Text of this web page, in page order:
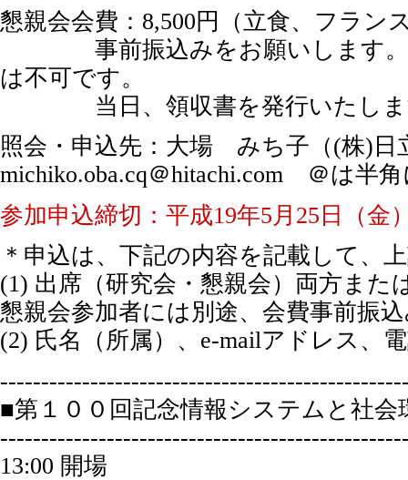
懇親会会費：8,500円（立食、フラン
事前振込みをお願いします。参
は不可です。
当日、領収書を発行いたしま
照会・申込先：大場 みち子（(株)
michiko.oba.cq＠hitachi.com ＠は半
参加申込締切：平成19年5月25日（金
＊申込は、下記の内容を記載して、
(1) 出席（研究会・懇親会）両方また
懇親会参加者には別途、会費事前振
(2) 氏名（所属）、e-mailアドレス、
■第１００回記念情報システムと社
13:00 開場